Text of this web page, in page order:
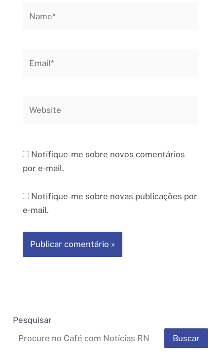
Notifique-me sobre novos comentários
por e-mail.
Notifique-me sobre novas publicações por
e-mail.
Pesquisar
Buscar